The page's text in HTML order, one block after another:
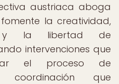
austriaca aboga
la creatividad,
y la libertad de
intervenciones que
el proceso de
coordinación que